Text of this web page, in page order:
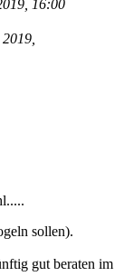
16:00
sollen).
gut beraten im